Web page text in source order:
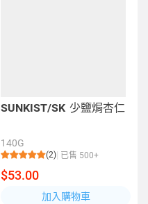
SUNKIST/SK 少鹽焗杏仁
140G
(2) 已售 500+
$53.00
加入購物車